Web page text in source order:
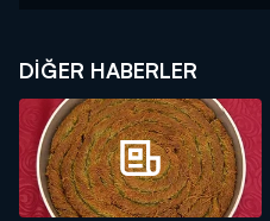
DIĞER HABERLER